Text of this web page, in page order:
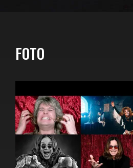
FOTO